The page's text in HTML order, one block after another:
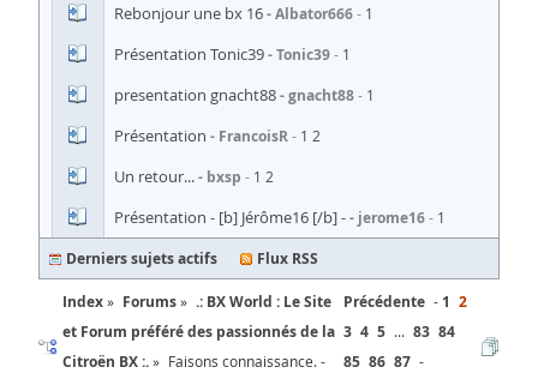
Rebonjour une bx 16 Albator666 1
Présentation Tonic39 Tonic39 1
presentation gnacht88 gnacht88 1
Présentation FrancoisR 1 2
Un retour... bxsp 1 2
Présentation - [b] Jérôme16 [/b] - jerome16 1
Derniers sujets actifs Flux RSS
Index Forums
.: BX World : Le Site
et Forum préféré des passionnés de la
Citroën BX :.
Faisons connaissance. -
Précédente 1 2
3 4 5 ... 83 84
85 86 87